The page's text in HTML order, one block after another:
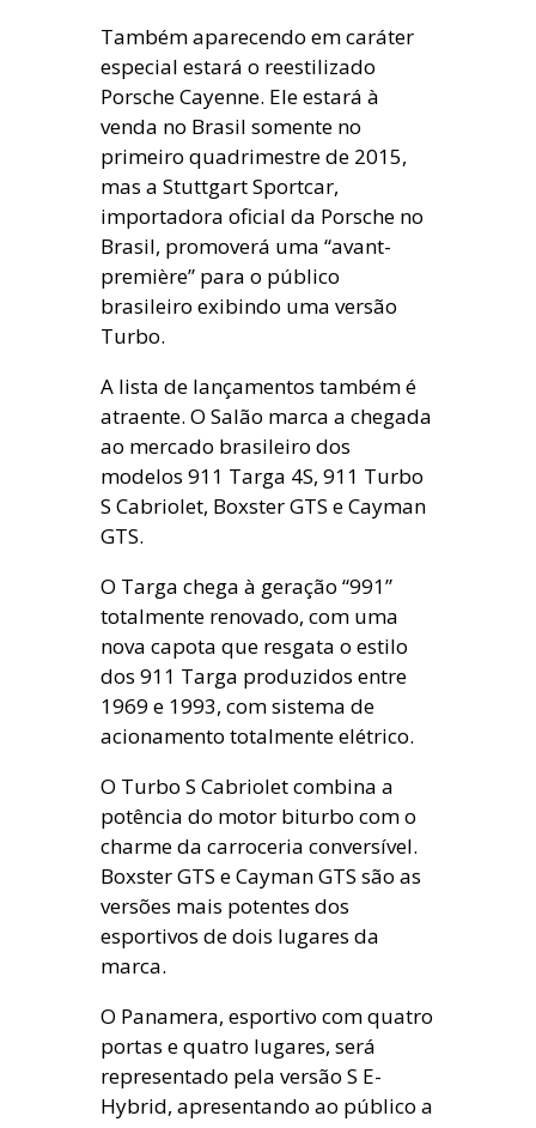
Também aparecendo em caráter
especial estará o reestilizado
Porsche Cayenne. Ele estará à
venda no Brasil somente no
primeiro quadrimestre de 2015,
mas a Stuttgart Sportcar,
importadora oficial da Porsche no
Brasil, promoverá uma “avant-
première” para o público
brasileiro exibindo uma versão
Turbo.
A lista de lançamentos também é
atraente. O Salão marca a chegada
ao mercado brasileiro dos
modelos 911 Targa 4S, 911 Turbo
S Cabriolet, Boxster GTS e Cayman
GTS.
O Targa chega à geração “991”
totalmente renovado, com uma
nova capota que resgata o estilo
dos 911 Targa produzidos entre
1969 e 1993, com sistema de
acionamento totalmente elétrico.
O Turbo S Cabriolet combina a
potência do motor biturbo com o
charme da carroceria conversível.
Boxster GTS e Cayman GTS são as
versões mais potentes dos
esportivos de dois lugares da
marca.
O Panamera, esportivo com quatro
portas e quatro lugares, será
representado pela versão S E-
Hybrid, apresentando ao público a